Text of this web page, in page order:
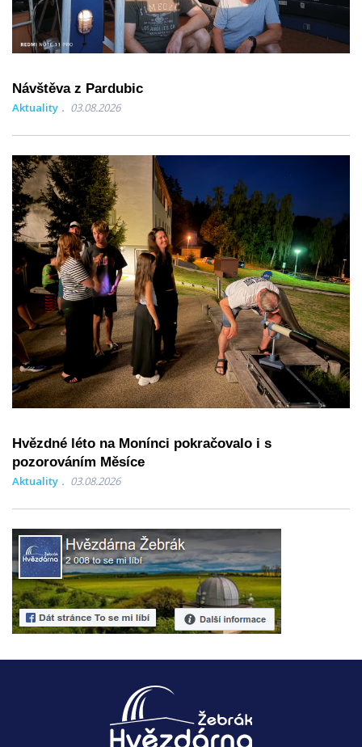
Návštěva z Pardubic
Aktuality 03.08.2026
Hvězdné léto na Monínci pokračovalo i s
pozorováním Měsíce
Aktuality 03.08.2026